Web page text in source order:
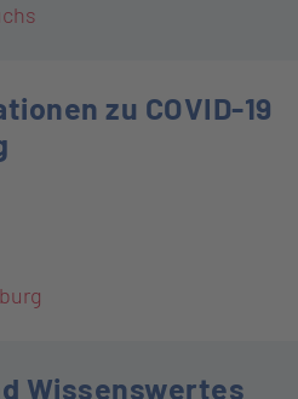
zu COVID-19
Wissenswertes